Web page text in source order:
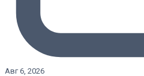
Авг 6, 2026